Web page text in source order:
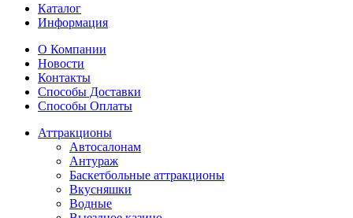
Каталог
Информация
О Компании
Новости
Контакты
Способы Доставки
Способы Оплаты
Аттракционы
Автосалонам
Антураж
Баскетбольные аттракционы
Вкусняшки
Водные